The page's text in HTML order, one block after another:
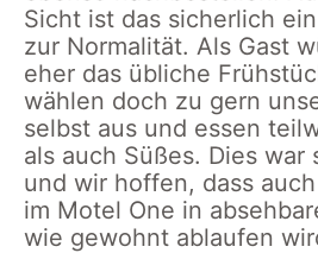
Sicht ist das sicherlich
zur Normalität. Als Gast
eher das übliche
wählen doch zu gern
selbst aus und essen
als auch Süßes. Dies war
und wir hoffen, dass
im Motel One in
wie gewohnt ablaufen